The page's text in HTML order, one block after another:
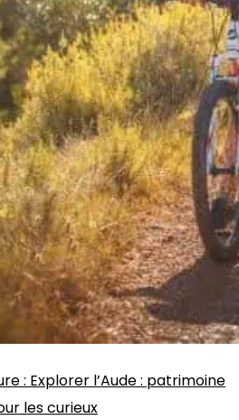
: Explorer l’Aude : patrimoine
les curieux